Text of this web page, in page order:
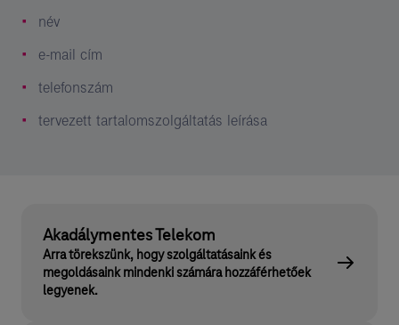
név
e-mail cím
telefonszám
tervezett tartalomszolgáltatás leírása
Akadálymentes Telekom
Arra törekszünk, hogy szolgáltatásaink és
megoldásaink mindenki számára hozzáférhetőek
legyenek.